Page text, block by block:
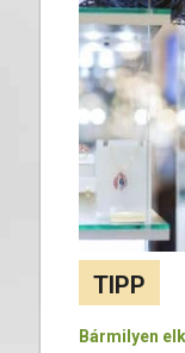
TIPP
Bármilyen